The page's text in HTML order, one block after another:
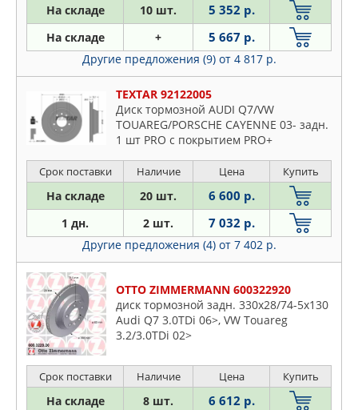
На складе 10 шт. 5 352 р.
На складе + 5 667 р.
Другие предложения (9) от 4 817 р.
TEXTAR 92122005
Диск тормозной AUDI Q7/VW
TOUAREG/PORSCHE CAYENNE 03- задн.
1 шт PRO с покрытием PRO+
Срок поставки Наличие Цена Купить
На складе 20 шт. 6 600 р.
1 дн. 2 шт. 7 032 р.
Другие предложения (4) от 7 402 р.
OTTO ZIMMERMANN 600322920
диск тормозной задн. 330x28/74-5x130
Audi Q7 3.0TDi 06>, VW Touareg
3.2/3.0TDi 02>
Срок поставки Наличие Цена Купить
На складе 8 шт. 6 612 р.